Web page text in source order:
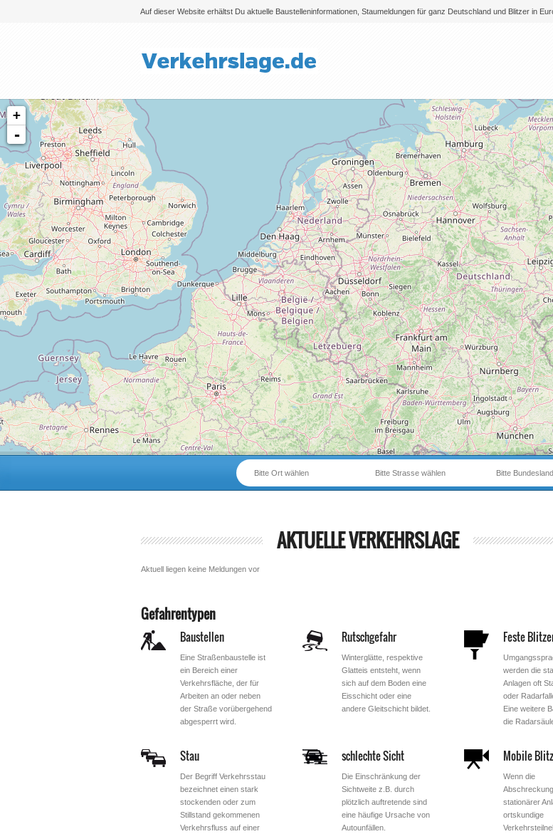
Auf dieser Website erhältst Du aktuelle Baustelleninformationen, Staumeldungen für ganz Deutschland und Blitzer in
+
-
Bitte
Bitte Strasse wählen
Bitte Ort wählen
AKTUELLE VERKEHRSLAGE
Aktuell liegen keine Meldungen vor
Gefahrentypen
Baustellen
Eine Straßenbaustelle ist
ein Bereich einer
Verkehrsfläche, der für
Arbeiten an oder neben
der Straße vorübergehend
abgesperrt wird.
Rutschgefahr
Winterglätte, respektive
Glatteis entsteht, wenn
sich auf dem Boden eine
Eisschicht oder eine
andere Gleitschicht bildet.
Feste
werden die
Anlagen oft
oder
Eine weitere
die
Stau
Der Begriff Verkehrsstau
bezeichnet einen stark
stockenden oder zum
Stillstand gekommenen
Verkehrsfluss auf einer
schlechte Sicht
Die Einschränkung der
Sichtweite z.B. durch
plötzlich auftretende sind
eine häufige Ursache von
Autounfällen.
Mobile
Wenn die
stationärer
ortskundige